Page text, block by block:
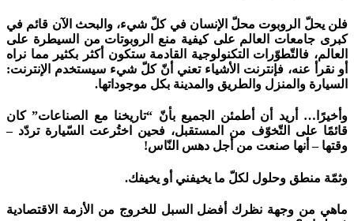
فلن يحلّ الروبوت محلّ الإنسان في كلّ شيء، والبحث الآن قائم في
كبرى جامعات العالم على كيفية منع الروبوتات من السيطرة على
العالم، فالتّطوّرات التكنولوجية القادمة ستكون أكثر بكثير مما نراه
أو نقرأ عنه، فإنترنت الأشياء تعني أنّ كلّ شيء سيستخدم الإنترنت:
السيارة والمنزل والطريق والمدينة بكل موجوداتها.
وأخيرًا… أريد أن أطمئن الجميع بأنّ “تاريخنا مع الصناعات” كان
قائمًا على التّخوّف من المستقبل، فحين اختُرعت السّيارة تردّد –
وقتها – أنها صنعت من أجل دهس النّاس!
وثمّة منطق وحلول لكلّ ما يخيفني أو يخيفك.
ماهي من وجهة نظرك أفضل السبل للخروج من الأزمة الاقتصادية